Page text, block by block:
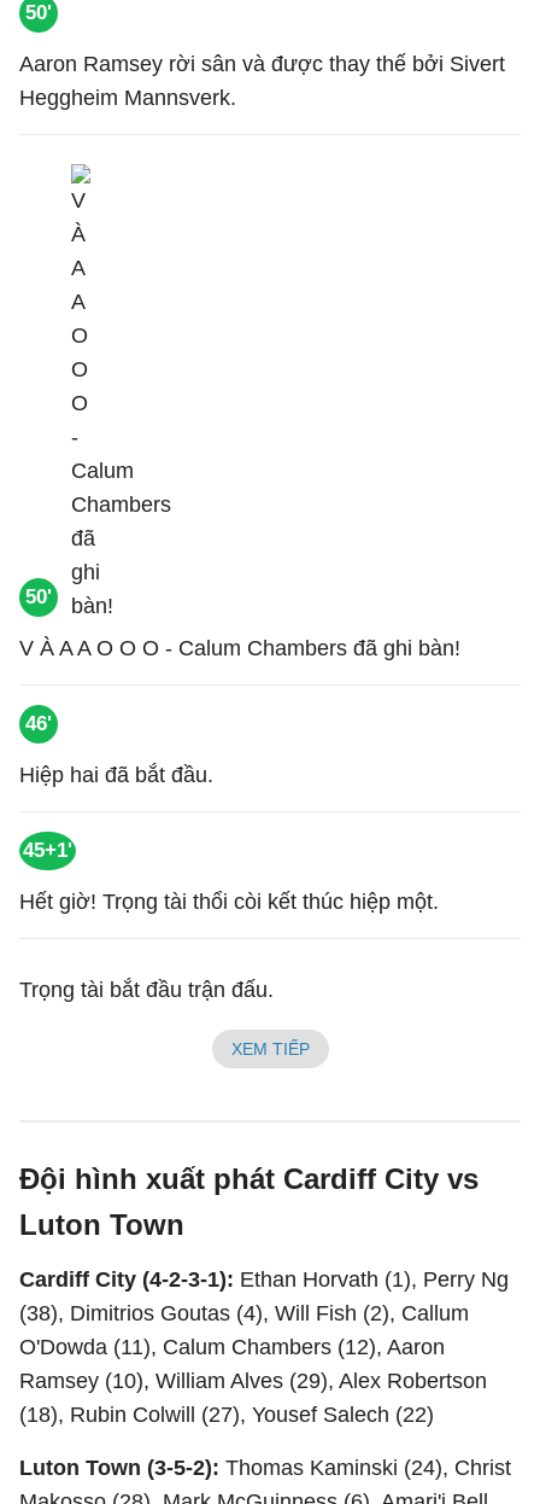
50'
Aaron Ramsey rời sân và được thay thế bởi Sivert
Heggheim Mannsverk.
50'
V À A A O O O - Calum Chambers đã ghi bàn!
46'
Hiệp hai đã bắt đầu.
45+1'
Hết giờ! Trọng tài thổi còi kết thúc hiệp một.
Trọng tài bắt đầu trận đấu.
XEM TIẾP
Đội hình xuất phát Cardiff City vs
Luton Town
Cardiff City (4-2-3-1): Ethan Horvath (1), Perry Ng
(38), Dimitrios Goutas (4), Will Fish (2), Callum
O'Dowda (11), Calum Chambers (12), Aaron
Ramsey (10), William Alves (29), Alex Robertson
(18), Rubin Colwill (27), Yousef Salech (22)
Luton Town (3-5-2): Thomas Kaminski (24), Christ